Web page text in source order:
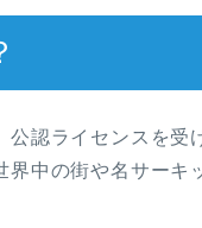
公認ライセンスを受
中の街や名サーキ